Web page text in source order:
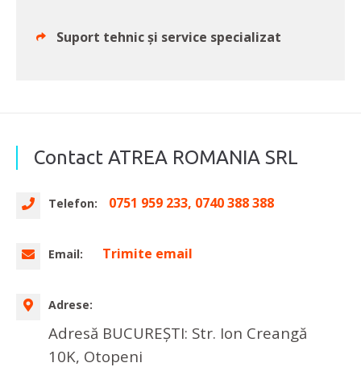
Suport tehnic și service specializat
Contact ATREA ROMANIA SRL
Telefon: 0751 959 233, 0740 388 388
Email: Trimite email
Adrese:
Adresă BUCUREȘTI: Str. Ion Creangă
10K, Otopeni